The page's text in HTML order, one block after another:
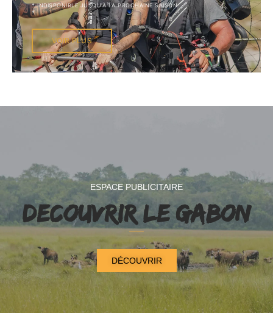
* INDISPONIBLE JUSQU'À LA PROCHAINE SAISON
*
VOIR PLUS
ESPACE PUBLICITAIRE
DECOUVRIR LE GABON
DÉCOUVRIR